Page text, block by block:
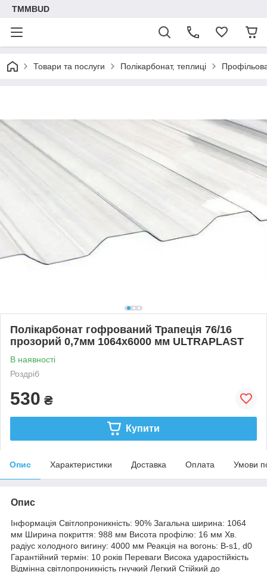
TMMBUD
Товари та послуги Полікарбонат, теплиці
Полікарбонат гофрований Трапеція 76/16
прозорий 0,7мм 1064x6000 мм ULTRAPLAST
В наявності
Роздріб
530 ₴
Купити
Опис Характеристики Доставка Оплата Умови
Опис
Інформація Світлопроникність: 90% Загальна ширина: 1064
мм Ширина покриття: 988 мм Висота профілю: 16 мм Хв.
радіус холодного вигину: 4000 мм Реакція на вогонь: B-s1, d0
Гарантійний термін: 10 років Переваги Висока ударостійкість
Відмінна світлопроникність гнучкий Легкий Стійкий до